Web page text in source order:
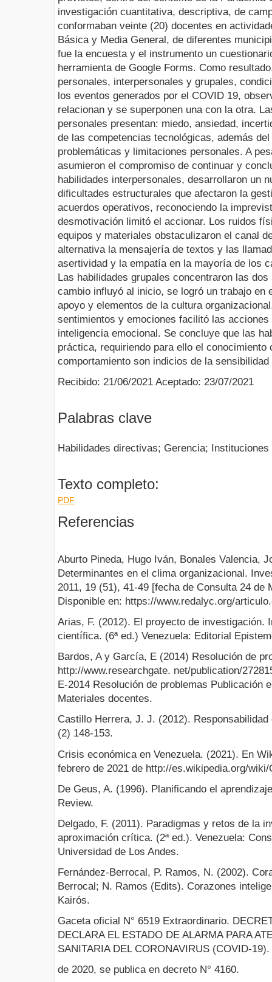
investigación cuantitativa, descriptiva, de
conformaban veinte (20) docentes en
Básica y Media General, de diferentes
fue la encuesta y el instrumento un
herramienta de Google Forms. Como
personales, interpersonales y grupales,
los eventos generados por el COVID 19,
relacionan y se superponen una con la otra.
personales presentan: miedo, ansiedad,
de las competencias tecnológicas, además
problemáticas y limitaciones personales. A
asumieron el compromiso de continuar y
habilidades interpersonales, desarrollaron un
dificultades estructurales que afectaron la
acuerdos operativos, reconociendo la
desmotivación limitó el accionar. Los ruidos
equipos y materiales obstaculizaron el canal
alternativa la mensajería de textos y las
asertividad y la empatía en la mayoría de los
Las habilidades grupales concentraron las
cambio influyó al inicio, se logró un trabajo en
apoyo y elementos de la cultura
sentimientos y emociones facilitó las
inteligencia emocional. Se concluye que las
práctica, requiriendo para ello el conocimiento
comportamiento son indicios de la
Recibido: 21/06/2021 Aceptado: 23/07/2021
Palabras clave
Habilidades directivas; Gerencia;
Texto completo:
PDF
Referencias
Aburto Pineda, Hugo Iván, Bonales Valencia,
Determinantes en el clima organizacional.
2011, 19 (51), 41-49 [fecha de Consulta 24 de
Disponible en: https://www.redalyc.org/
Arias, F. (2012). El proyecto de investigación.
científica. (6ª ed.) Venezuela: Editorial
Bardos, A y García, E (2014) Resolución de
http://www.researchgate. net/publication/
E-2014 Resolución de problemas Publicación
Materiales docentes.
Castillo Herrera, J. J. (2012).
(2) 148-153.
Crisis económica en Venezuela. (2021). En
febrero de 2021 de http://es.wikipedia.org/
De Geus, A. (1996). Planificando el
Review.
Delgado, F. (2011). Paradigmas y retos de la
aproximación crítica. (2ª ed.). Venezuela:
Universidad de Los Andes.
Fernández-Berrocal, P. Ramos, N. (2002).
Berrocal; N. Ramos (Edits). Corazones
Kairós.
Gaceta oficial N° 6519 Extraordinario.
DECLARA EL ESTADO DE ALARMA PARA
SANITARIA DEL CORONAVIRUS (COVID-
de 2020, se publica en decreto N° 4160.